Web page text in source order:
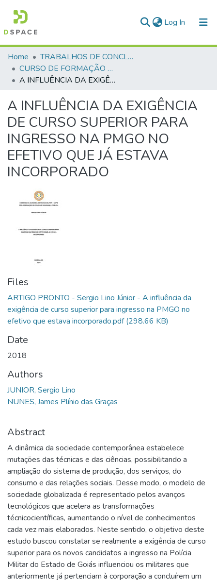
Log In (current)
Communities & Collections
All of DSpace
Home
TRABALHOS DE CONCLUSÃO DE CURSO - CFP (CURSO DE FORMAÇÃO DE PRAÇAS)
CURSO DE FORMAÇÃO DE PRAÇAS - CFP - 2018
A INFLUÊNCIA DA EXIGÊNCIA DE CURSO SUPERIOR PARA INGRESSO NA PMGO NO EFETIVO QUE JÁ ESTAVA INCORPORADO
A INFLUÊNCIA DA EXIGÊNCIA
DE CURSO SUPERIOR PARA
INGRESSO NA PMGO NO
EFETIVO QUE JÁ ESTAVA
INCORPORADO
Files
ARTIGO PRONTO - Sergio Lino Júnior - A influência da
exigência de curso superior para ingresso na PMGO no
efetivo que estava incorporado.pdf(298.66 KB)
Date
2018
Authors
JUNIOR, Sergio Lino
NUNES, James Plínio das Graças
Abstract
A dinâmica da sociedade contemporânea estabelece
mutações das técnicas e das ciências, possibilitando a
ampliação do sistema de produção, dos serviços, do
consumo e das relações sociais. Desse modo, o modelo de
sociedade globalizada é representado pelos avanços
tecnológicos que acelera as transformações
técnicocientíficas, aumentando o nível de conhecimentos
cada vez mais elaborados. Neste sentido, o objetivo deste
estudo buscou constatar se realmente a exigência de curso
superior para os novos candidatos a ingresso na Polícia
Militar do Estado de Goiás influenciou os militares que
anteriormente já pertenciam à corporação a concluírem um